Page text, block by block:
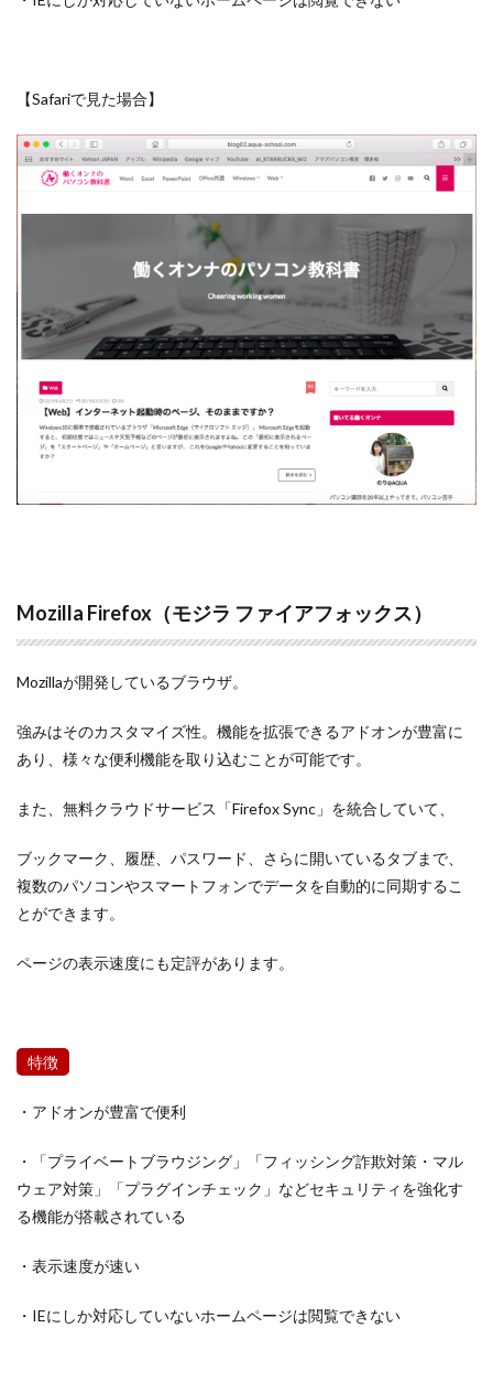
【Safariで見た場合】
Mozilla Firefox（モジラ ファイアフォックス）
Mozillaが開発しているブラウザ。
強みはそのカスタマイズ性。機能を拡張できるアドオンが豊富に
あり、様々な便利機能を取り込むことが可能です。
また、無料クラウドサービス「Firefox Sync」を統合していて、
ブックマーク、履歴、パスワード、さらに開いているタブまで、
複数のパソコンやスマートフォンでデータを自動的に同期するこ
とができます。
ページの表示速度にも定評があります。
特徴
・アドオンが豊富で便利
・「プライベートブラウジング」「フィッシング詐欺対策・マル
ウェア対策」「プラグインチェック」などセキュリティを強化す
る機能が搭載されている
・表示速度が速い
・IEにしか対応していないホームページは閲覧できない